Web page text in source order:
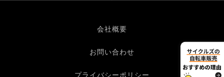
会社概要
お問い合わせ
プライバシーポリシー